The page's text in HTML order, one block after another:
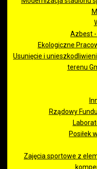
Azbest
Ekologiczne
Usunięcie i
terenu
Rządowy
Posiłek
Zajęcia sportowe z